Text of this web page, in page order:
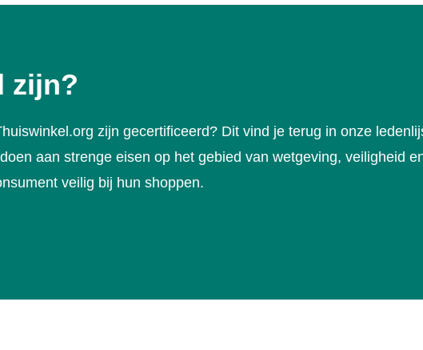
zijn?
zijn gecertificeerd? Dit vind je terug in onze
aan strenge eisen op het gebied van wetgeving, veiligheid
veilig bij hun shoppen.